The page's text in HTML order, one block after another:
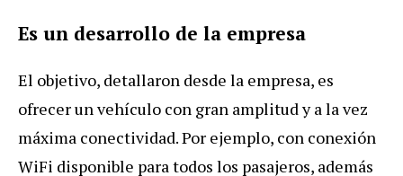
Es un desarrollo de la empresa
El objetivo, detallaron desde la empresa, es
ofrecer un vehículo con gran amplitud y a la vez
máxima conectividad. Por ejemplo, con conexión
WiFi disponible para todos los pasajeros, además